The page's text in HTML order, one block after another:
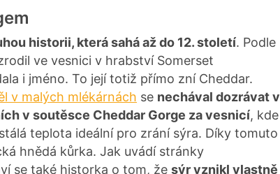
historii, která sahá až do 12. století. Podle
ve vesnici v hrabství Somerset
i jméno. To její totiž přímo zní Cheddar.
v malých mlékárnách se nechával dozrávat v
v soutěsce Cheddar Gorge za vesnicí, kde
teplota ideální pro zrání sýra. Díky tomuto
hnědá kůrka. Jak uvádí stránky
se také historka o tom, že sýr vznikl vlastně